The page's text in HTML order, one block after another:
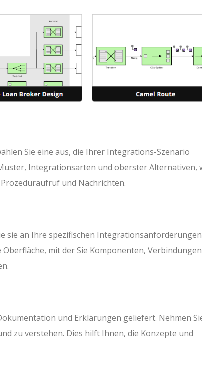
Sie eine aus, die Ihrer Integrations-Szenario
Integrationsarten und oberster Alternativen,
und Nachrichten.
sie an Ihre spezifischen Integrationsanforderungen
mit der Sie Komponenten,
und Erklärungen geliefert. Nehmen
zu verstehen. Dies hilft Ihnen, die Konzepte und